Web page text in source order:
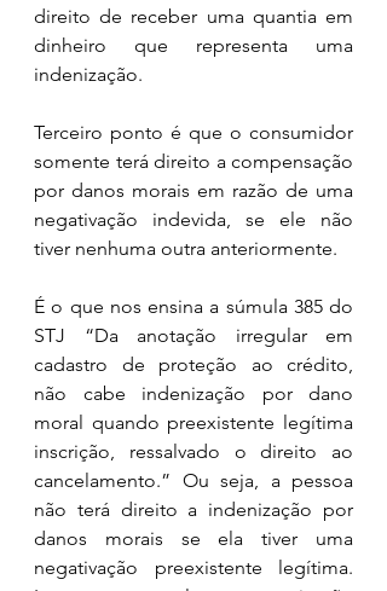
direito de receber uma quantia em
dinheiro que representa uma
indenização.
Terceiro ponto é que o consumidor
somente terá direito a compensação
por danos morais em razão de uma
negativação indevida, se ele não
tiver nenhuma outra anteriormente.
É o que nos ensina a súmula 385 do
STJ “Da anotação irregular em
cadastro de proteção ao crédito,
não cabe indenização por dano
moral quando preexistente legítima
inscrição, ressalvado o direito ao
cancelamento.” Ou seja, a pessoa
não terá direito a indenização por
danos morais se ela tiver uma
negativação preexistente legítima.